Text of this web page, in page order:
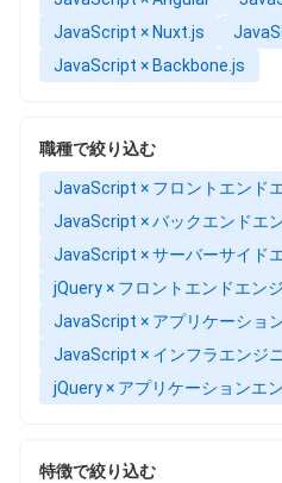
JavaScript × Nuxt.js
JavaScript × Backbone.js
職種で絞り込む
JavaScript × フロントエンド
JavaScript × バックエンドエ
JavaScript × サーバーサイド
jQuery × フロントエンドエン
JavaScript × アプリケーショ
JavaScript × インフラエンジ
jQuery × アプリケーションエ
特徴で絞り込む